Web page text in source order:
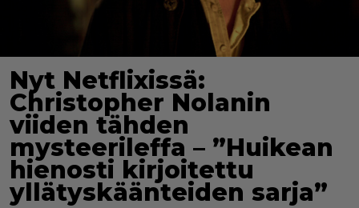
Nyt Netflixissä:
Christopher Nolanin
viiden tähden
mysteerileffa – ”Huikean
hienosti kirjoitettu
yllätyskäänteiden sarja”